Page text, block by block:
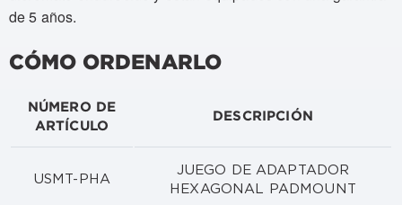
de 5 años.
CÓMO ORDENARLO
NÚMERO DE
ARTÍCULO
DESCRIPCIÓN
USMT-PHA
JUEGO DE ADAPTADOR
HEXAGONAL PADMOUNT‌